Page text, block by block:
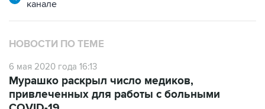
НОВОСТИ ПО ТЕМЕ
6 мая 2020 года 16:13
привлеченных для работы с больными
COVID-19